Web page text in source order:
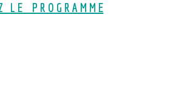
Z L E P R O G R A M M E